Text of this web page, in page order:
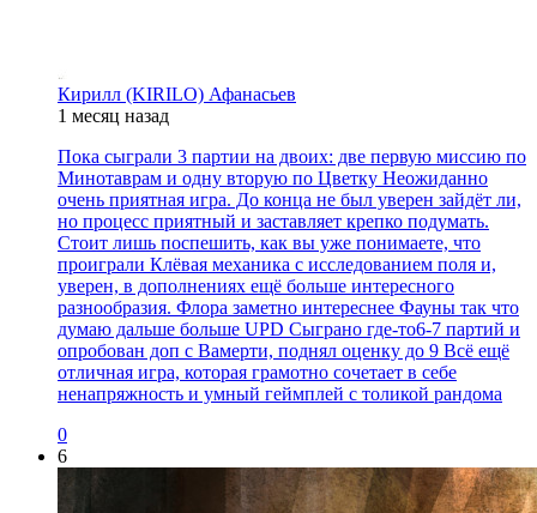
Кирилл (KIRILO) Афанасьев
1 месяц назад
Пока сыграли 3 партии на двоих: две первую миссию по
Минотаврам и одну вторую по Цветку Неожиданно
очень приятная игра. До конца не был уверен зайдёт ли,
но процесс приятный и заставляет крепко подумать.
Стоит лишь поспешить, как вы уже понимаете, что
проиграли Клёвая механика с исследованием поля и,
уверен, в дополнениях ещё больше интересного
разнообразия. Флора заметно интереснее Фауны так что
думаю дальше больше UPD Сыграно где-то6-7 партий и
опробован доп с Вамерти, поднял оценку до 9 Всё ещё
отличная игра, которая грамотно сочетает в себе
ненапряжность и умный геймплей с толикой рандома
0
6